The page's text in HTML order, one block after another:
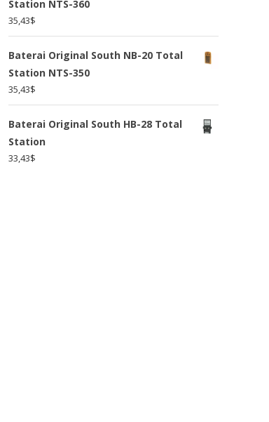
Station NTS-360
35,43$
Baterai Original South NB-20 Total
Station NTS-350
35,43$
Baterai Original South HB-28 Total
Station
33,43$